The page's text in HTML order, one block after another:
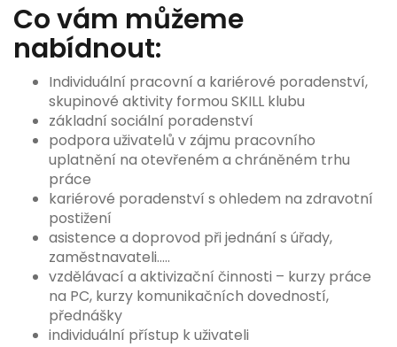
Co vám můžeme
nabídnout:
Individuální pracovní a kariérové poradenství,
skupinové aktivity formou SKILL klubu
základní sociální poradenství
podpora uživatelů v zájmu pracovního
uplatnění na otevřeném a chráněném trhu
práce
kariérové poradenství s ohledem na zdravotní
postižení
asistence a doprovod při jednání s úřady,
zaměstnavateli…..
vzdělávací a aktivizační činnosti – kurzy práce
na PC, kurzy komunikačních dovedností,
přednášky
individuální přístup k uživateli